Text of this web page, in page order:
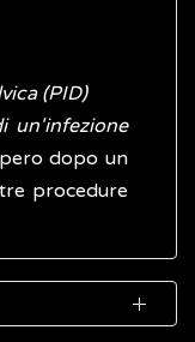
(PID)
un'infezione
dopo un
procedure